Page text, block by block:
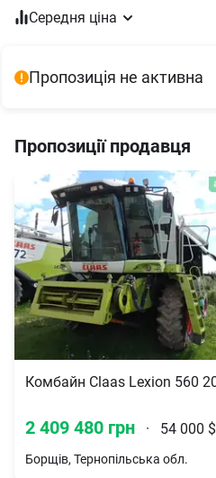
Середня ціна
Пропозиція не активна
Пропозиції продавця
Комбайн Claas Lexion 560
2 409 480 грн · 54 000 $
Борщів, Тернопільська обл.